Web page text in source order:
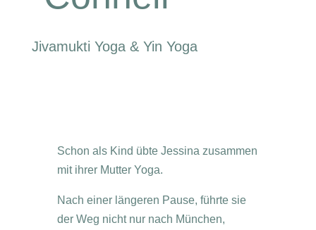
Jivamukti Yoga & Yin Yoga
Schon als Kind übte Jessina zusammen
mit ihrer Mutter Yoga.
Nach einer längeren Pause, führte sie
der Weg nicht nur nach München,